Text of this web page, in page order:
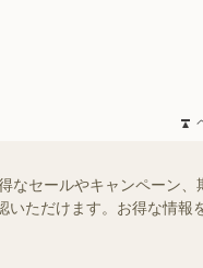
なセールやキャンペーン、
ただけます。お得な情報